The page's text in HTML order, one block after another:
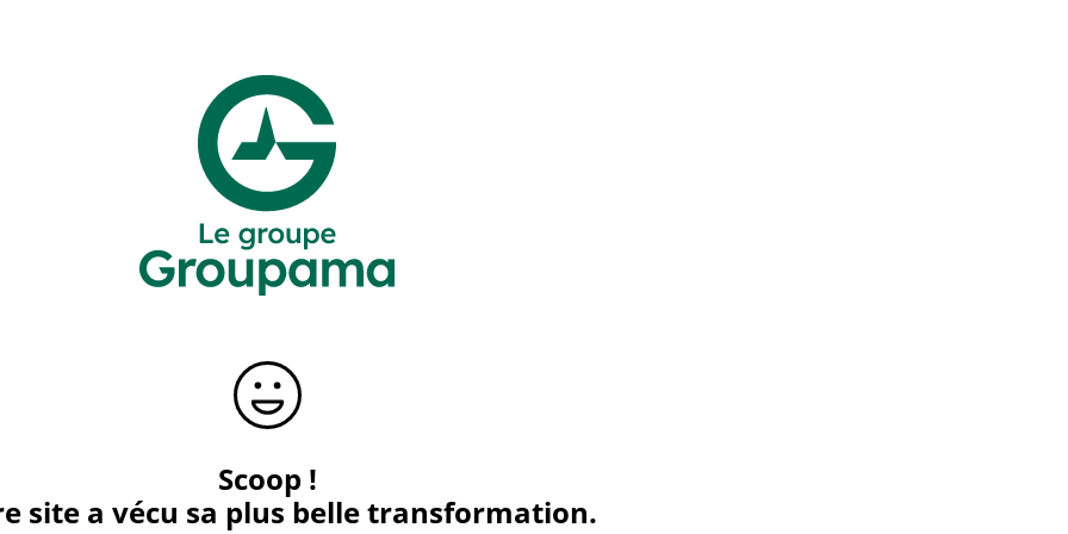
Scoop !
site a vécu sa plus belle transformation.